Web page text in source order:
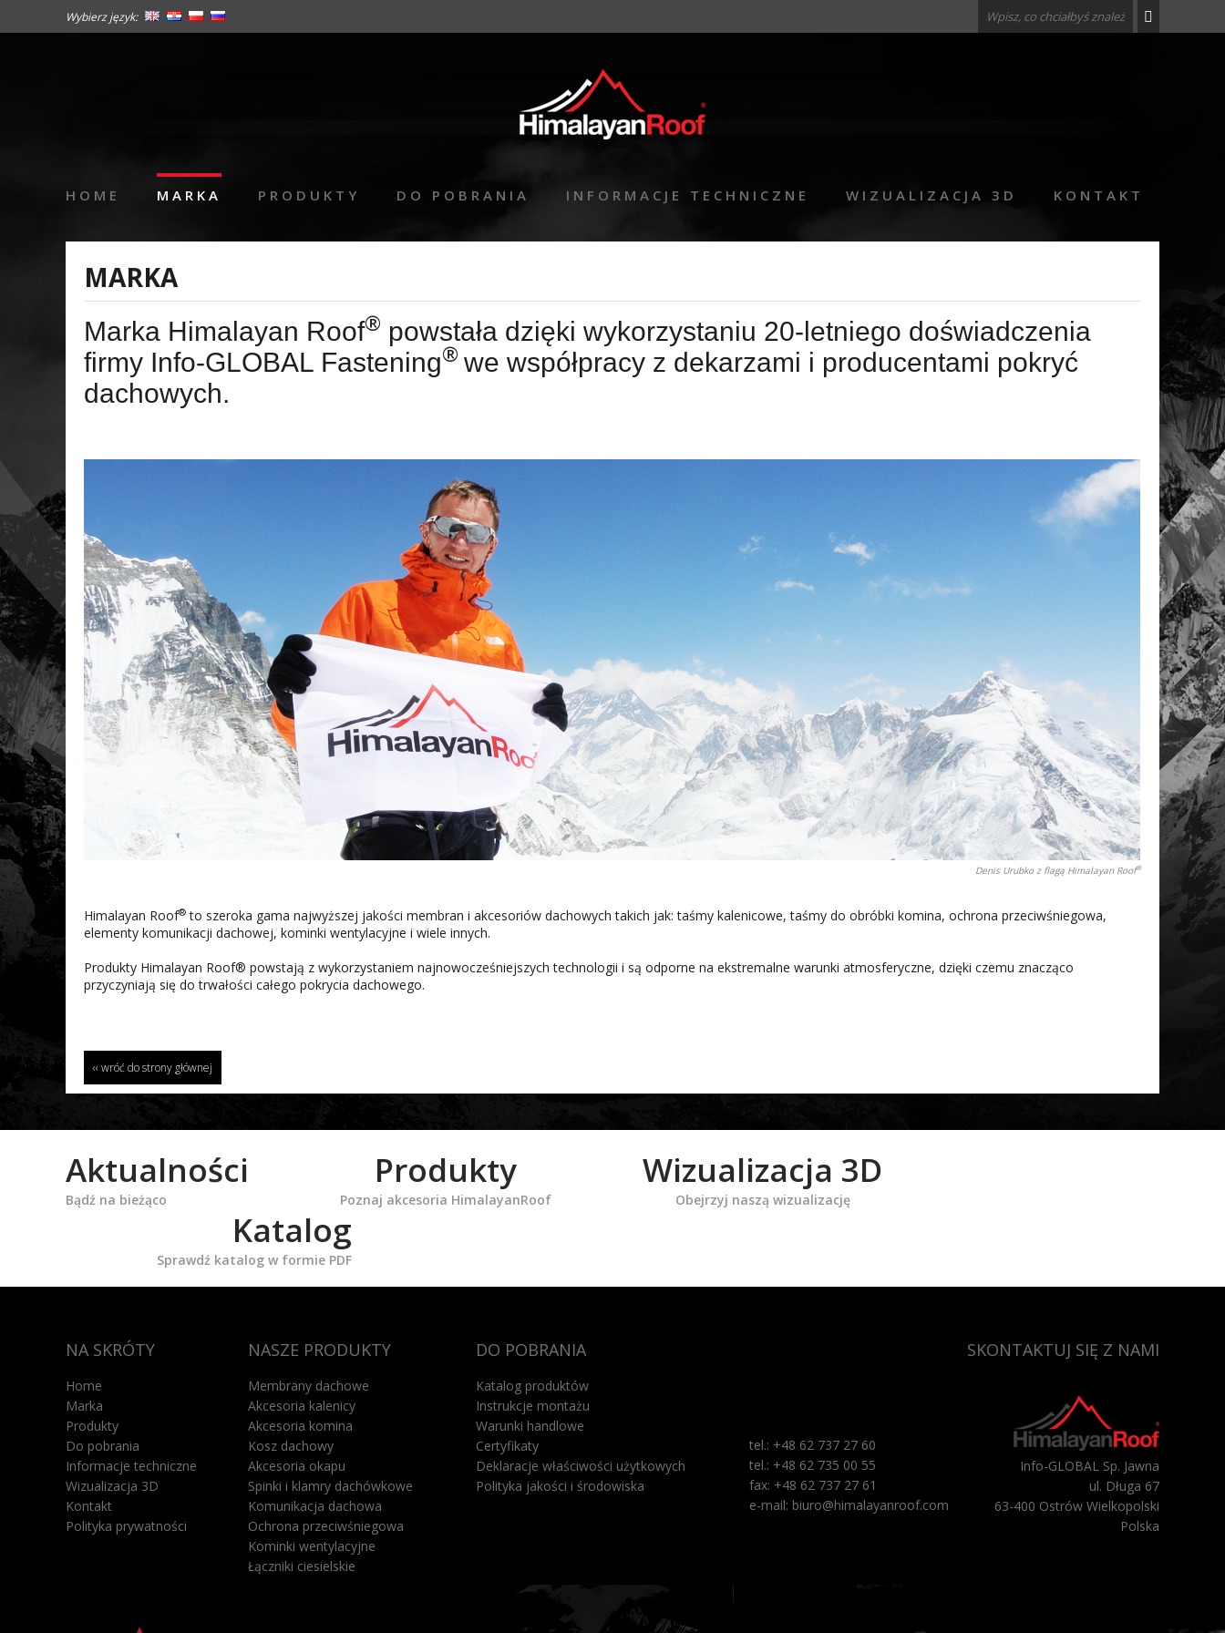
Wybierz język:
HOME MARKA PRODUKTY DO POBRANIA INFORMACJE TECHNICZNE WIZUALIZACJA 3D KONTAKT
MARKA
Marka Himalayan Roof® powstała dzięki wykorzystaniu 20-letniego doświadczenia
firmy Info-GLOBAL Fastening­® we współpracy z dekarzami i producentami pokryć
dachowych.
Denis Urubko z flagą Himalayan Roof®
Himalayan Roof® to szeroka gama najwyższej jakości membran i akcesoriów dachowych takich jak: taśmy kalenicowe, taśmy do obróbki komina, ochrona przeciwśniegowa,
elementy komunikacji dachowej, kominki wentylacyjne i wiele innych.
Produkty Himalayan Roof® powstają z wykorzystaniem najnowocześniejszych technologii i są odporne na ekstremalne warunki atmosferyczne, dzięki czemu znacząco
przyczyniają się do trwałości całego pokrycia dachowego.
‹‹ wróć do strony głównej
Aktualności
Bądź na bieżąco
Produkty
Poznaj akcesoria HimalayanRoof
Wizualizacja 3D
Obejrzyj naszą wizualizację
Katalog
Sprawdź katalog w formie PDF
NA SKRÓTY
Home
Marka
Produkty
Do pobrania
Informacje techniczne
Wizualizacja 3D
Kontakt
Polityka prywatności
NASZE PRODUKTY
Membrany dachowe
Akcesoria kalenicy
Akcesoria komina
Kosz dachowy
Akcesoria okapu
Spinki i klamry dachówkowe
Komunikacja dachowa
Ochrona przeciwśniegowa
Kominki wentylacyjne
Łączniki ciesielskie
DO POBRANIA
Katalog produktów
Instrukcje montażu
Warunki handlowe
Certyfikaty
Deklaracje właściwości użytkowych
Polityka jakości i środowiska
SKONTAKTUJ SIĘ Z NAMI
tel.: +48 62 737 27 60
tel.: +48 62 735 00 55
fax: +48 62 737 27 61
e-mail: biuro@himalayanroof.com
Info-GLOBAL Sp. Jawna
ul. Długa 67
63-400 Ostrów Wielkopolski
Polska